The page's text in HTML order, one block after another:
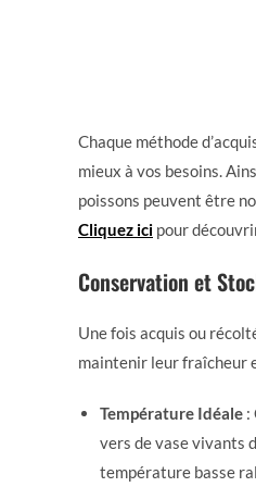
Chaque méthode
mieux à vos besoins.
poissons peuvent être
Cliquez ici pour
Conservation et
Une fois acquis ou
maintenir leur fraîcheur
Température Idéale :
vers de vase vivants
température basse